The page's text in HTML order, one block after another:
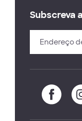
Subscreva